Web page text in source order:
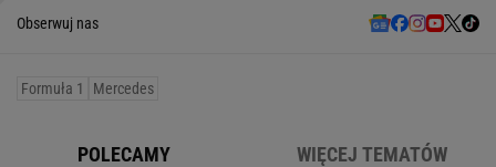
Obserwuj nas
Formuła 1 Mercedes
POLECAMY WIĘCEJ TEMATÓW